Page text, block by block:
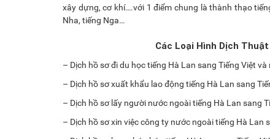
xây dựng, cơ khí….với 1 điểm chung là thành thạo
Nha, tiếng Nga…
Các Loại Hình Dịch
– Dịch hồ sơ đi du học tiếng Hà Lan sang Tiếng Việt và
– Dịch hồ sơ xuất khẩu lao động tiếng Hà Lan sang
– Dịch hồ sơ lấy người nước ngoài tiếng Hà Lan sang
– Dịch hồ sơ xin việc công ty nước ngoài tiếng Hà Lan